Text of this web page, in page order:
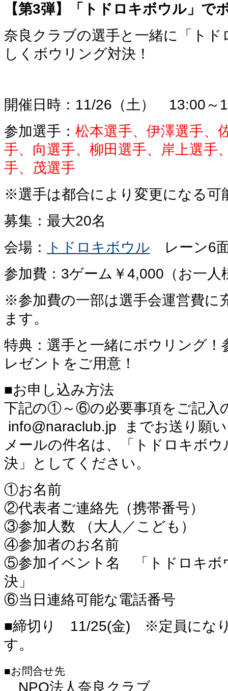
【第3弾】「トドロキボウル」で
奈良クラブの選手と一緒に「ト
しくボウリング対決！
開催日時：11/26（土） 13:00～
参加選手： 松本選手、伊澤選手、
手、向選手、柳田選手、岸上選手
手、 茂選手
※選手は都合により変更になる可
募集：最大20名
会場：
トドロキボウル レーン6
参加費：3ゲーム￥4,000（お一人
※参加費の一部は選手会運営費に
ます。
特典：選手と一緒にボウリング！
レゼントをご用意！
■お申し込み方法
下記の①～⑥の必要事項をご記入
info@naraclub.jp までお送り願
メールの件名は、「トドロキボ
決」としてください。
①お名前
②代表者ご連絡先（携帯番号）
③参加人数 （大人／こども）
④参加者のお名前
⑤参加イベント名 「トドロキボ
決 」
⑥当日連絡可能な電話番号
■締切り 11/25(金) ※定員になり
す。
■お問合せ先
NPO法人奈良クラブ